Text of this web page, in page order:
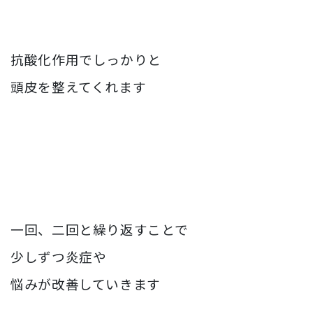
抗酸化作用でしっかりと
頭皮を整えてくれます
一回、二回と繰り返すことで
少しずつ炎症や
悩みが改善していきます